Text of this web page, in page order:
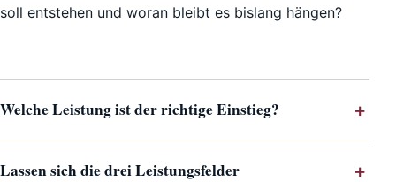
soll entstehen und woran bleibt es bislang hängen?
Welche Leistung ist der richtige Einstieg?
Lassen sich die drei Leistungsfelder